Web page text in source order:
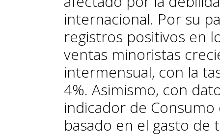
internacional. Por su
registros positivos en
ventas minoristas
intermensual, con la
4%. Asimismo, con
indicador de Consumo
basado en el gasto de